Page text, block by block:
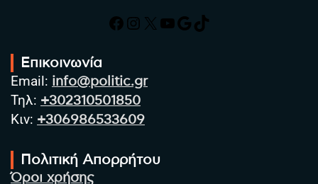
Facebook
Instagram
X YouTube
Google
TikTok
Επικοινωνία
Email: info@politic.gr
Τηλ: +302310501850
Κιν: +306986533609
Πολιτική Απορρήτου
Όροι χρήσης